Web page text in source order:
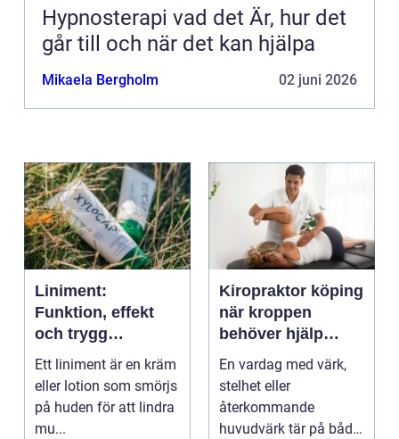
Hypnosterapi vad det Är, hur det
går till och när det kan hjälpa
Mikaela Bergholm 02 juni 2026
Liniment:
Funktion, effekt
och trygg
användning
Ett liniment är en kräm
eller lotion som smörjs
på huden för att lindra
mu...
Kiropraktor köping
när kroppen
behöver hjälp
tillbaka
En vardag med värk,
stelhet eller
återkommande
huvudvärk tär på både